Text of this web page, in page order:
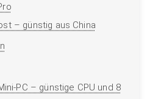
– günstig aus China
PC – günstige CPU und 8